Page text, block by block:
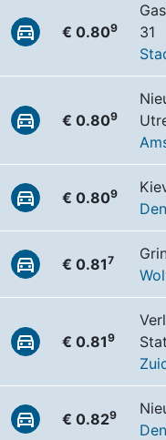
€ 0.809
31
€ 0.809
€ 0.809
€ 0.817
€ 0.819
€ 0.829